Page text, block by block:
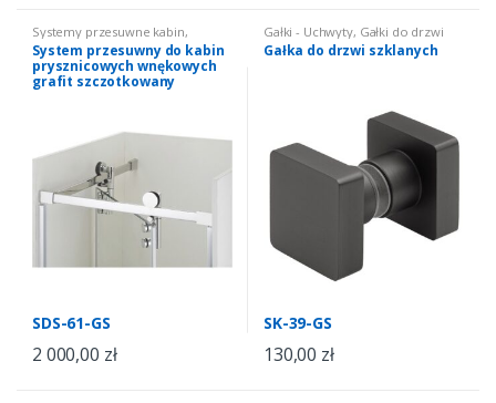
Systemy przesuwne kabin,
Systemy przesuwne do kabin
prysznicowych
System przesuwny do kabin
prysznicowych wnękowych
grafit szczotkowany
SDS-61-GS
2 000,00 zł
Gałki - Uchwyty, Gałki do drzwi
szklanych
Gałka do drzwi szklanych
SK-39-GS
130,00 zł